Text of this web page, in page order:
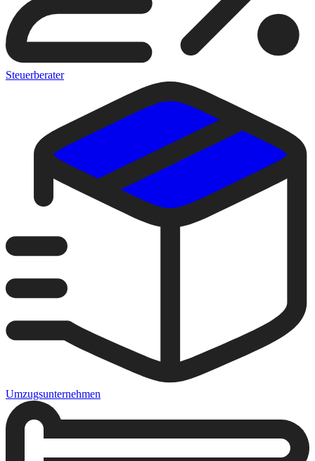
Steuerberater
Umzugsunternehmen